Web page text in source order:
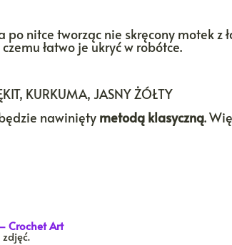
nitce tworząc nie skręcony motek z
łatwo je ukryć w robótce.
KURKUMA, JASNY ŻÓŁTY
nawiniętymetodą klasyczną.
Crochet Art